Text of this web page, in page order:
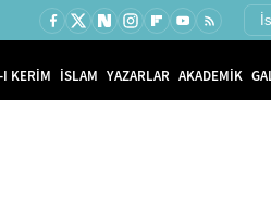
KERİM İSLAM YAZARLAR AKADEMİK